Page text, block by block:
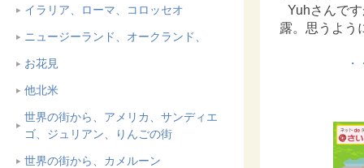
イラリア、ローマ、コロッセオ
ニュージーランド、オークランド、
お花見
他北米
世界の街から、アメリカ、サンディエ
ゴ、ジュリアン、りんごの街
世界の街から、カメルーン
Yuhさんで
露。思うよう
・